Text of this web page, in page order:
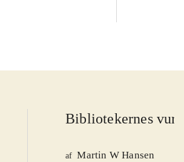
Bibliotekernes
af Martin W Hansen